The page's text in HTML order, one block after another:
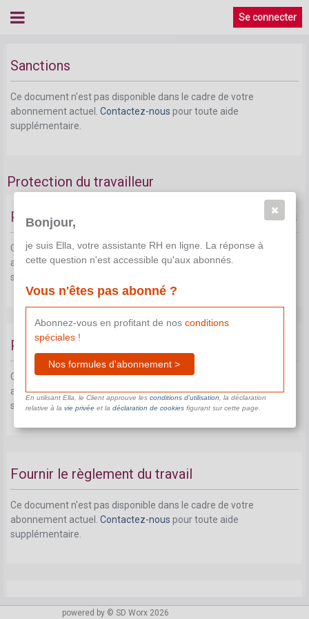
Se connecter
Sanctions
Ce document n'est pas disponible dans le cadre de votre
abonnement actuel. Contactez-nous pour toute aide
supplémentaire.
Protection du travailleur
Protection contre les traitements défavorables
Ce document n'est pas disponible dans le cadre de votre
abonnement actuel.Contactez-nouspour toute aide
supplémentaire.
Protection contre le licenciement
Ce document n'est pas disponible dans le cadre de votre
abonnement actuel.Contactez-nouspour toute aide
supplémentaire.
Fournir le règlement du travail
Ce document n'est pas disponible dans le cadre de votre
abonnement actuel. Contactez-nous pour toute aide
supplémentaire.
Inscription au registre général du personnel
powered by © SD Worx 2026
Bonjour,
je suis Ella, votre assistante RH en ligne. La réponse à
cette question n'est accessible qu'aux abonnés.
Vous n'êtes pas abonné ?
Abonnez-vous en profitant de nos conditions
spéciales!
Nos formules d'abonnement >
En utilisant Ella, le Client approuve les conditions d’utilisation , la déclaration
relative à la vie privéeet la déclaration de cookiesfigurant sur cette page.